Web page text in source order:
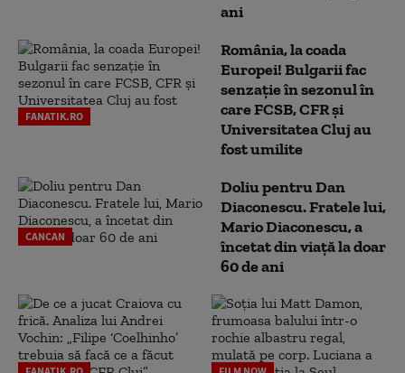
ani
FANATIK.RO
România, la coada
Europei! Bulgarii fac
senzație în sezonul în
care FCSB, CFR și
Universitatea Cluj au
fost umilite
CANCAN
Doliu pentru Dan
Diaconescu. Fratele lui,
Mario Diaconescu, a
încetat din viață la doar
60 de ani